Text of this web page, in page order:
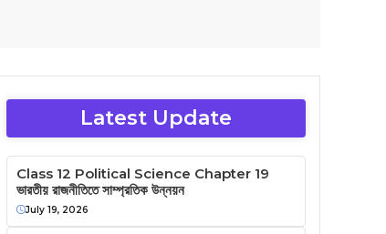
Latest Update
Class 12 Political Science Chapter 19
ভারতীয় রাজনীতিতে সাম্প্রতিক উন্নয়ন
July 19, 2026